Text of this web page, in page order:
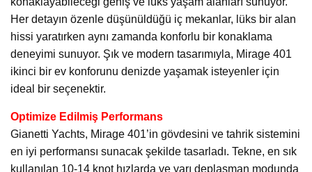
Her detayın özenle düşünüldüğü iç mekanlar, lüks bir alan
hissi yaratırken aynı zamanda konforlu bir konaklama
deneyimi sunuyor. Şık ve modern tasarımıyla, Mirage 401
ikinci bir ev konforunu denizde yaşamak isteyenler için
ideal bir seçenektir.
Optimize Edilmiş Performans
Gianetti Yachts, Mirage 401’in gövdesini ve tahrik sistemini
en iyi performansı sunacak şekilde tasarladı. Tekne, en sık
kullanılan 10-14 knot hızlarda ve yarı deplasman modunda